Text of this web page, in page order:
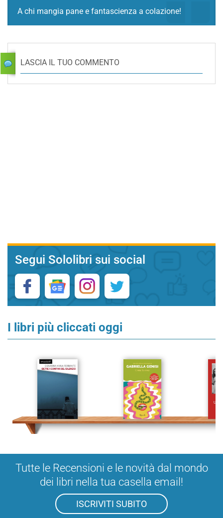
A chi mangia pane e fantascienza a colazione!
LASCIA IL TUO COMMENTO
Segui Sololibri sui social
I libri più cliccati oggi
Tutte le Recensioni e le novità dal mondo
dei libri nella tua casella email!
ISCRIVITI SUBITO